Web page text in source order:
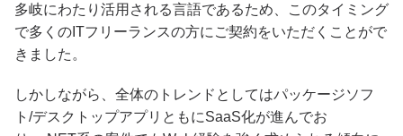
多岐にわたり活用される言語であるため、このタイミング
で多くのITフリーランスの方にご契約をいただくことがで
きました。
しかしながら、全体のトレンドとしてはパッケージソフ
ト/デスクトップアプリともにSaaS化が進んでお